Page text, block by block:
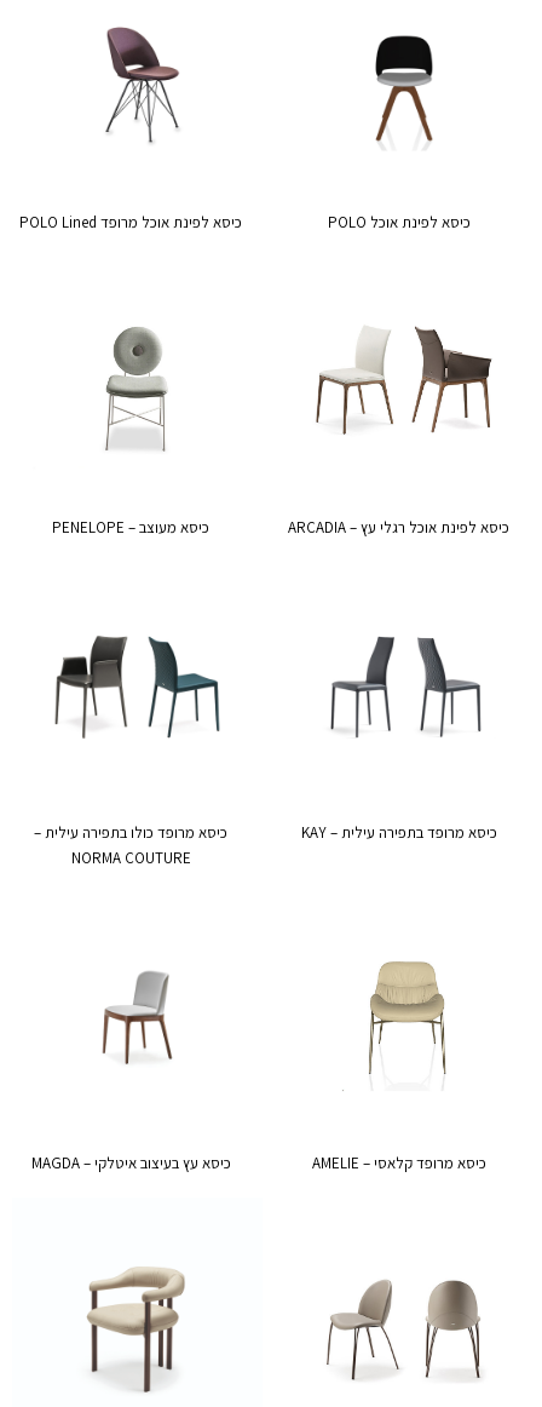
כיסא לפינת אוכל POLO כיסא לפינת אוכל מרופד POLO Lined
כיסא לפינת אוכל רגלי עץ – ARCADIA כיסא מעוצב – PENELOPE
כיסא מרופד בתפירה עילית – KAY
כיסא מרופד כולו בתפירה עילית –
NORMA COUTURE
כיסא מרופד קלאסי – AMELIE כיסא עץ בעיצוב איטלקי – MAGDA